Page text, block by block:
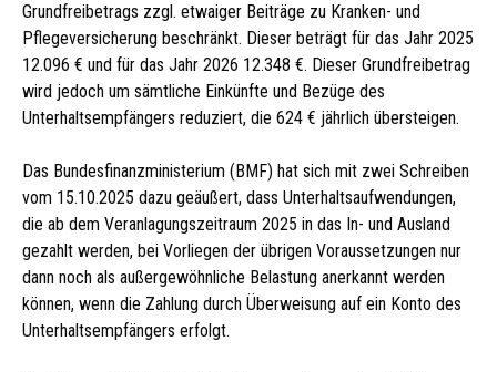
Grundfreibetrags zzgl. etwaiger Beiträge zu Kranken- und
Pflegeversicherung beschränkt. Dieser beträgt für das Jahr 2025
12.096 € und für das Jahr 2026 12.348 €. Dieser Grundfreibetrag
wird jedoch um sämtliche Einkünfte und Bezüge des
Unterhaltsempfängers reduziert, die 624 € jährlich übersteigen.
Das Bundesfinanzministerium (BMF) hat sich mit zwei Schreiben
vom 15.10.2025 dazu geäußert, dass Unterhaltsaufwendungen,
die ab dem Veranlagungszeitraum 2025 in das In- und Ausland
gezahlt werden, bei Vorliegen der übrigen Voraussetzungen nur
dann noch als außergewöhnliche Belastung anerkannt werden
können, wenn die Zahlung durch Überweisung auf ein Konto des
Unterhaltsempfängers erfolgt.